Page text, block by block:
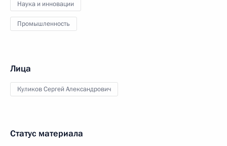
Наука и инновации
Промышленность
Лица
Куликов Сергей Александрович
Статус материала